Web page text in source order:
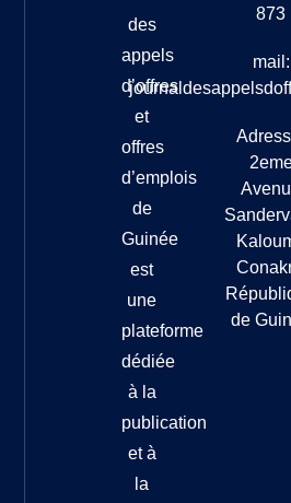
des
appels
d’offres
et
offres
d’emplois
de
Guinée
est
une
plateforme
dédiée
à la
publication
et à
la
873
mail:
de